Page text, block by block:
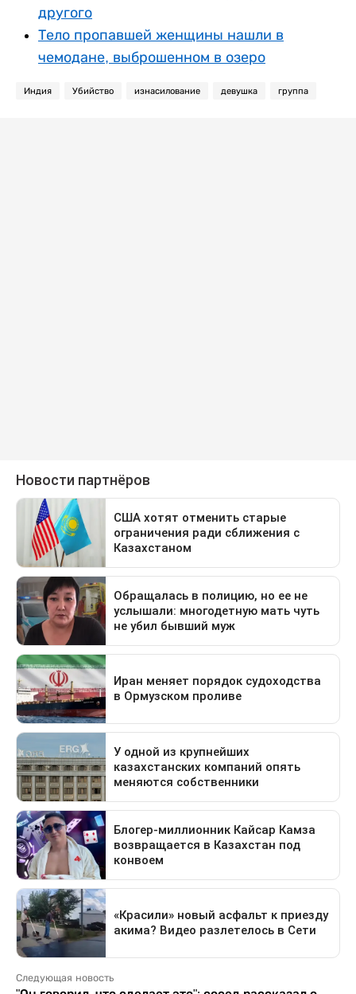
другого
Тело пропавшей женщины нашли в
чемодане, выброшенном в озеро
Индия Убийство изнасилование девушка группа
Следующая новость